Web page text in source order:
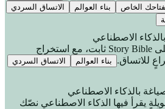
الخاص بناء العوالم
الاتساق السردي
الاصطناعي
تطبيق كتابة يرتكز على Story Bible ثابت، مع استخراج
للاتساق.
بناء العوالم
الاتساق السردي
بالذكاء الاصطناعي
يقرأ فيها الذكاء الاصطناعي نصّك